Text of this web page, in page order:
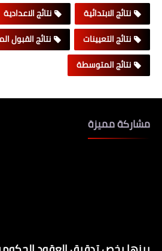
نتائج الابتدائية
نتائج الاعدادية
نتائج التعيينات
نتائج القبول
نتائج المتوسطة
مشاركة مميزة